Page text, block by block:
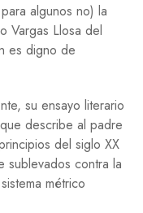
algunos no) la
Vargas Llosa del
es digno de
su ensayo literario
describe al padre
del siglo XX
sublevados contra la
métrico